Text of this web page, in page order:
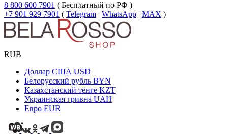
8 800 600 7901 ( Бесплатный по РФ )
+7 901 929 7901 ( Telegram | WhatsApp | MAX )
RUB
Доллар США USD
Белорусский рубль BYN
Казахстанский тенге KZT
Украинская гривна UAH
Евро EUR